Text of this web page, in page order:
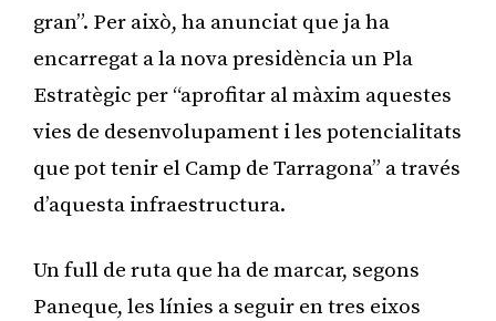
gran”. Per això, ha anunciat que ja ha
encarregat a la nova presidència un Pla
Estratègic per “aprofitar al màxim aquestes
vies de desenvolupament i les potencialitats
que pot tenir el Camp de Tarragona” a través
d’aquesta infraestructura.
Un full de ruta que ha de marcar, segons
Paneque, les línies a seguir en tres eixos